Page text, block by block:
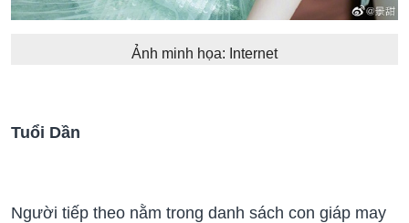
Ảnh minh họa: Internet
Tuổi Dần
Người tiếp theo nằm trong danh sách con giáp may